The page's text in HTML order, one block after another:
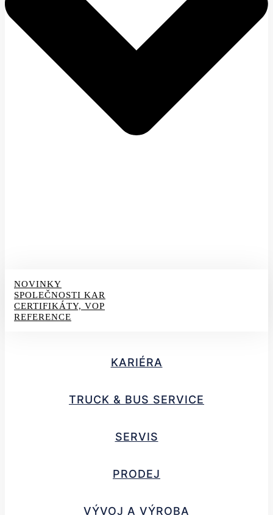
NOVINKY
SPOLEČNOSTI KAR
CERTIFIKÁTY, VOP
REFERENCE
KARIÉRA
TRUCK & BUS SERVICE
SERVIS
PRODEJ
VÝVOJ A VÝROBA